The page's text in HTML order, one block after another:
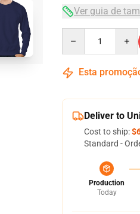
Ver guia de
Esta
Deliver to
Cost to ship:
Standard -
Production
Today